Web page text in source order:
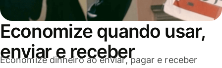
Economize quando usar,
enviar e receber
Economize dinheiro ao enviar, pagar e receber